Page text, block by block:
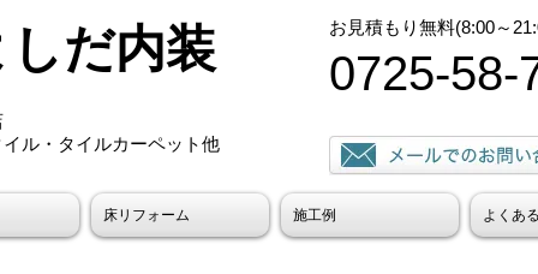
だ内装
ル・タイルカーペット他
お見積もり無料(8:00～
0725-58-
床リフォーム 施工例 よくあ